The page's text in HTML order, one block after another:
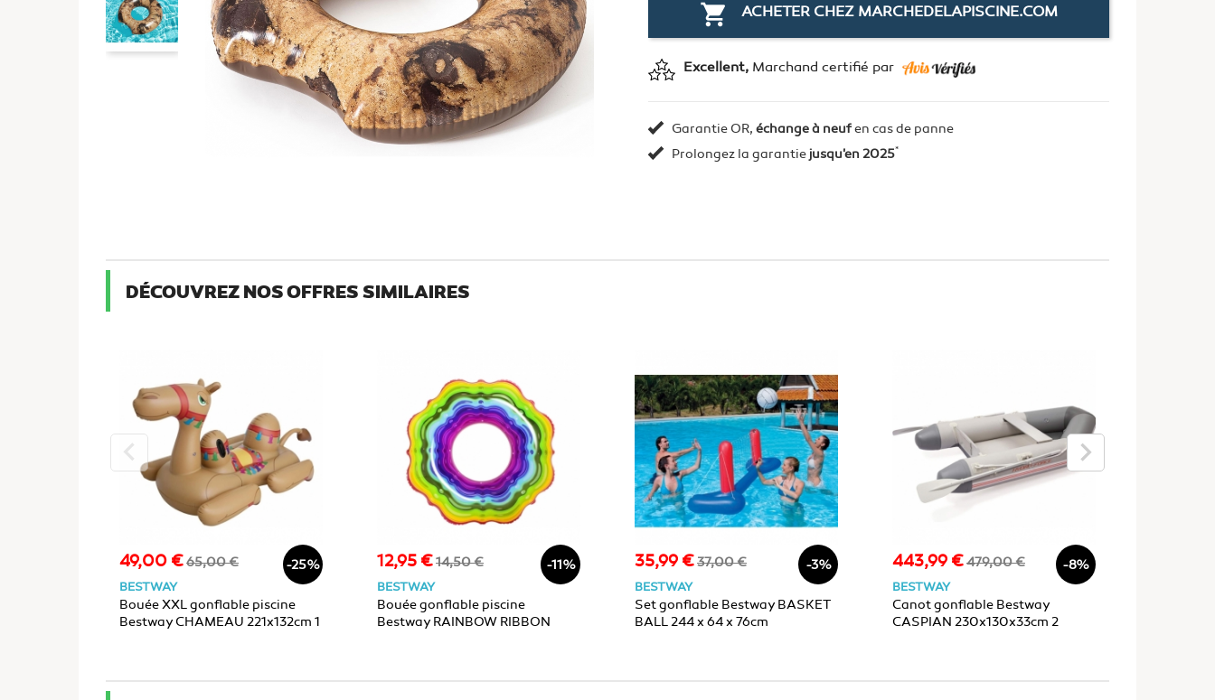
 ACHETER CHEZ MARCHEDELAPISCINE.COM
Excellent, Marchand certifié par
Garantie OR, échange à neufen cas de panne
Prolongez la garantiejusqu'en 2025*
DÉCOUVREZ NOS OFFRES SIMILAIRES
Prix
49,00 €Prix
65,00 € -25%
BESTWAY
Bouée XXL gonflable piscine
Bestway CHAMEAU 221x132cm 1
Prix
12,95 €Prix
14,50 € -11%
BESTWAY
Bouée gonflable piscine
Bestway RAINBOW RIBBON
Prix
35,99 €Prix
37,00 € -3%
BESTWAY
Set gonflable Bestway BASKET
BALL 244 x 64 x 76cm
Prix
443,99 €Prix
479,00 € -8%
BESTWAY
Canot gonflable Bestway
CASPIAN 230x130x33cm 2
keyboard_arrow_left keyboard_arrow_right